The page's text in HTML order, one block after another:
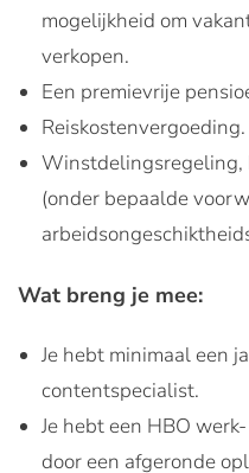
mogelijkheid om
verkopen.
Een premievrije
Reiskostenvergoeding.
Winstdelingsregeling,
(onder bepaalde
Wat breng je mee:
Je hebt minimaal een
contentspecialist.
Je hebt een HBO
door een afgeronde